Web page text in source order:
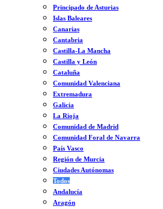
Principado de Asturias
Islas Baleares
Canarias
Cantabria
Castilla-La Mancha
Castilla y León
Cataluña
Comunidad Valenciana
Extremadura
Galicia
La Rioja
Comunidad de Madrid
Comunidad Foral de Navarra
País Vasco
Región de Murcia
Ciudades Autónomas
Todos
Andalucía
Aragón